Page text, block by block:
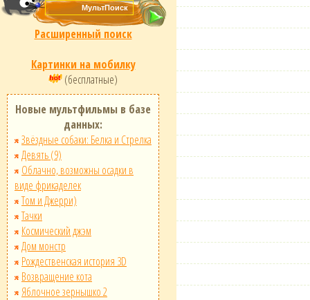
Расширенный поиск
Картинки на мобилку
(бесплатные)
Новые мультфильмы в базе
данных:
Звёздные собаки: Белка и Стрелка
Девять (9)
Облачно, возможны осадки в
виде фрикаделек
Том и Джерри)
Тачки
Космический джэм
Дом монстр
Рождественская история 3D
Возвращение кота
Яблочное зернышко 2